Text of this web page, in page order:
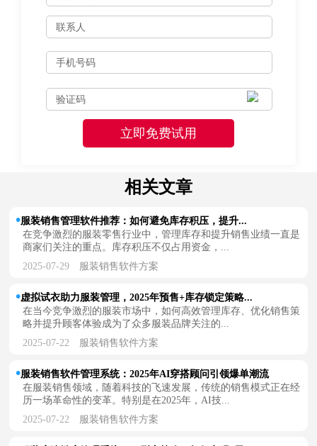
相关文章
服装销售管理软件推荐：如何避免库存积压，提升...
在竞争激烈的服装零售行业中，管理库存和提升销售业绩一直是
商家们关注的重点。库存积压不仅占用资金，...
2025-07-29 服装销售软件方案
虚拟试衣助力服装管理，2025年预售+库存锁定策略...
在当今竞争激烈的服装市场中，如何高效管理库存、优化销售策
略并提升顾客体验成为了众多服装品牌关注的...
2025-07-22 服装销售软件方案
服装销售软件管理系统：2025年AI穿搭顾问引领爆单潮流
在服装销售领域，随着科技的飞速发展，传统的销售模式正在经
历一场革命性的变革。特别是在2025年，AI技...
2025-07-22 服装销售软件方案